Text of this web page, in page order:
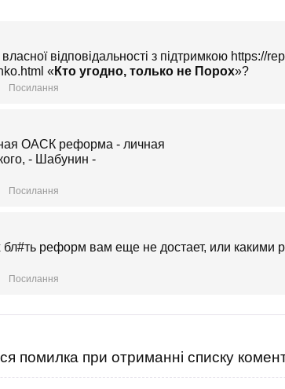
відповідальності з підтримкою https://
« Кто угодно, только не Порох»?
Посилання
Посилання
бл#ть реформ вам еще не достает, или
Посилання
помилка при отриманні списку